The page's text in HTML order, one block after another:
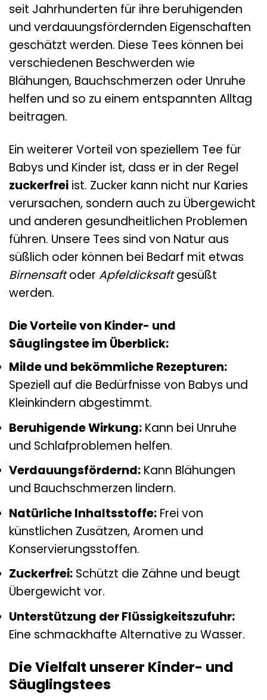
seit Jahrhunderten für ihre beruhigenden
und verdauungsfördernden Eigenschaften
geschätzt werden. Diese Tees können bei
verschiedenen Beschwerden wie
Blähungen, Bauchschmerzen oder Unruhe
helfen und so zu einem entspannten Alltag
beitragen.
Ein weiterer Vorteil von speziellem Tee für
Babys und Kinder ist, dass er in der Regel
zuckerfrei ist. Zucker kann nicht nur Karies
verursachen, sondern auch zu Übergewicht
und anderen gesundheitlichen Problemen
führen. Unsere Tees sind von Natur aus
süßlich oder können bei Bedarf mit etwas
Birnensaftoder Apfeldicksaftgesüßt
werden.
Die Vorteile von Kinder- und
Säuglingstee im Überblick:
Milde und bekömmliche Rezepturen:
Speziell auf die Bedürfnisse von Babys und
Kleinkindern abgestimmt.
Beruhigende Wirkung: Kann bei Unruhe
und Schlafproblemen helfen.
Verdauungsfördernd: Kann Blähungen
und Bauchschmerzen lindern.
Natürliche Inhaltsstoffe: Frei von
künstlichen Zusätzen, Aromen und
Konservierungsstoffen.
Zuckerfrei: Schützt die Zähne und beugt
Übergewicht vor.
Unterstützung der Flüssigkeitszufuhr:
Eine schmackhafte Alternative zu Wasser.
Die Vielfalt unserer Kinder- und
Säuglingstees